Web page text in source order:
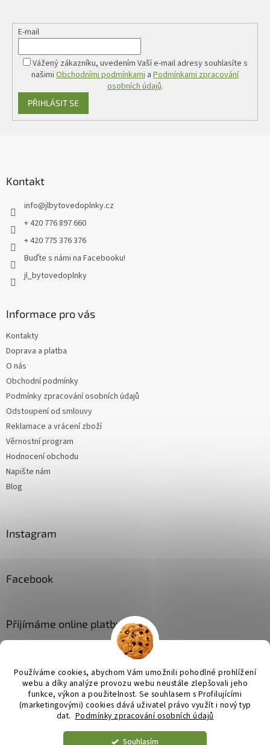
Používáme cookies, abychom Vám umožnili pohodlné prohlížení
webu a díky analýze provozu webu neustále zlepšovali jeho
funkce, výkon a použitelnost. Se souhlasem s Profilujícími
(marketingovými) cookies dává uživatel právo využít i nový typ
dat. Podmínky zpracování osobních údajů
Souhlasím
i
s
E-mail
Vážený zákazníku, uvedením Vaší e-mail adresy souhlasíte s
našimi Obchodními podmínkami a Podmínkami zpracování
osobních údajů.
PŘIHLÁSIT SE
Kontakt
info@jlbytovedoplnky.cz
+ 420 776 897 660
+ 420 775 376 376
Buďte s námi na Facebooku!
jl_bytovedoplnky
Informace pro vás
Kontakty
Doprava a platba
O nás
Obchodní podmínky
Podmínky zpracování osobních údajů
Odstoupení od smlouvy
Reklamace a vrácení zboží
Věrnostní program
Hodnocení obchodu
Napište nám
Blog
Instagram
Facebook
Přijímáme online platby
Vytvořil Shoptet